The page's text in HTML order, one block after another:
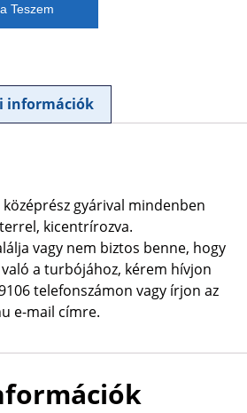
Teszem
információk
gyárival mindenben
kicentrírozva.
vagy nem biztos benne, hogy
a turbójához, kérem hívjon
telefonszámon vagy írjon az
e-mail címre.